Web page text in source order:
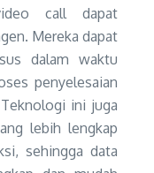
call dapat
Mereka dapat
dalam waktu
penyelesaian
ini juga
lebih lengkap
sehingga data